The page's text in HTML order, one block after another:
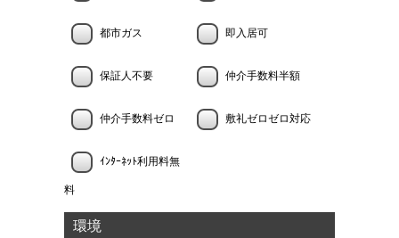
都市ガス 即入居可
保証人不要 仲介手数料半額
仲介手数料ゼロ 敷礼ゼロゼロ対応
ｲﾝﾀｰﾈｯﾄ利用料無
料
環境